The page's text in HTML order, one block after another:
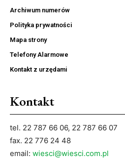
Archiwum numerów
Polityka prywatności
Mapa strony
Telefony Alarmowe
Kontakt z urzędami
Kontakt
tel. 22 787 66 06, 22 787 66 07
fax. 22 776 24 48
email: wiesci@wiesci.com.pl